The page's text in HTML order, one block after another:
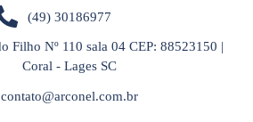
(49) 30186977
Filho Nº 110 sala 04 CEP: 88523150 |
Coral - Lages SC
contato@arconel.com.br